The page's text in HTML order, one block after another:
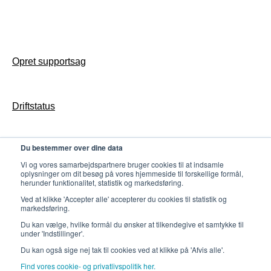
Du bestemmer over dine data
Vi og vores samarbejdspartnere bruger cookies til at indsamle
oplysninger om dit besøg på vores hjemmeside til forskellige formål,
herunder funktionalitet, statistik og markedsføring.
Ved at klikke 'Accepter alle' accepterer du cookies til statistik og
markedsføring.
Du kan vælge, hvilke formål du ønsker at tilkendegive et samtykke til
under 'Indstillinger'.
Du kan også sige nej tak til cookies ved at klikke på 'Afvis alle'.
Find vores cookie- og privatlivspolitik her.
FAQ
Markedsføring: Digitalt materiale
Udvikling
Udvikling
Biblioteket-app drift
Gates konfiguration & drift
Tilmeld dig Nyhedsbrev
Opret supportsag
Driftstatus
Persondatapolitik